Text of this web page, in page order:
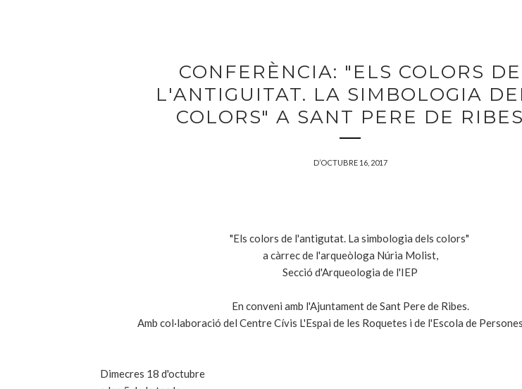
CONFERÈNCIA: "ELS COLORS DE
L'ANTIGUITAT. LA SIMBOLOGIA
COLORS" A SANT PERE DE RIBES
D’OCTUBRE 16, 2017
"Els colors de l'antigutat. La simbologia dels colors"
a càrrec de l'arqueòloga Núria Molist,
Secció d'Arqueologia de l'IEP
En conveni amb l'Ajuntament de Sant Pere de Ribes.
Amb col·laboració del Centre Cívis L'Espai de les Roquetes i de l'Escola de
Dimecres 18 d'octubre